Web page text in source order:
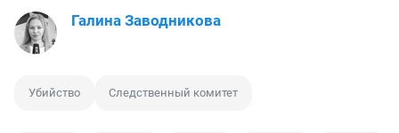
Галина Заводникова
Убийство Следственный комитет